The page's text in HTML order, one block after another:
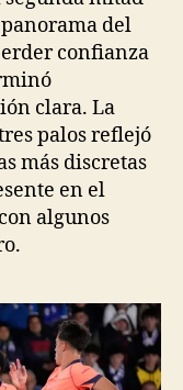
del
confianza
clara. La
palos reflejó
más discretas
en el
algunos